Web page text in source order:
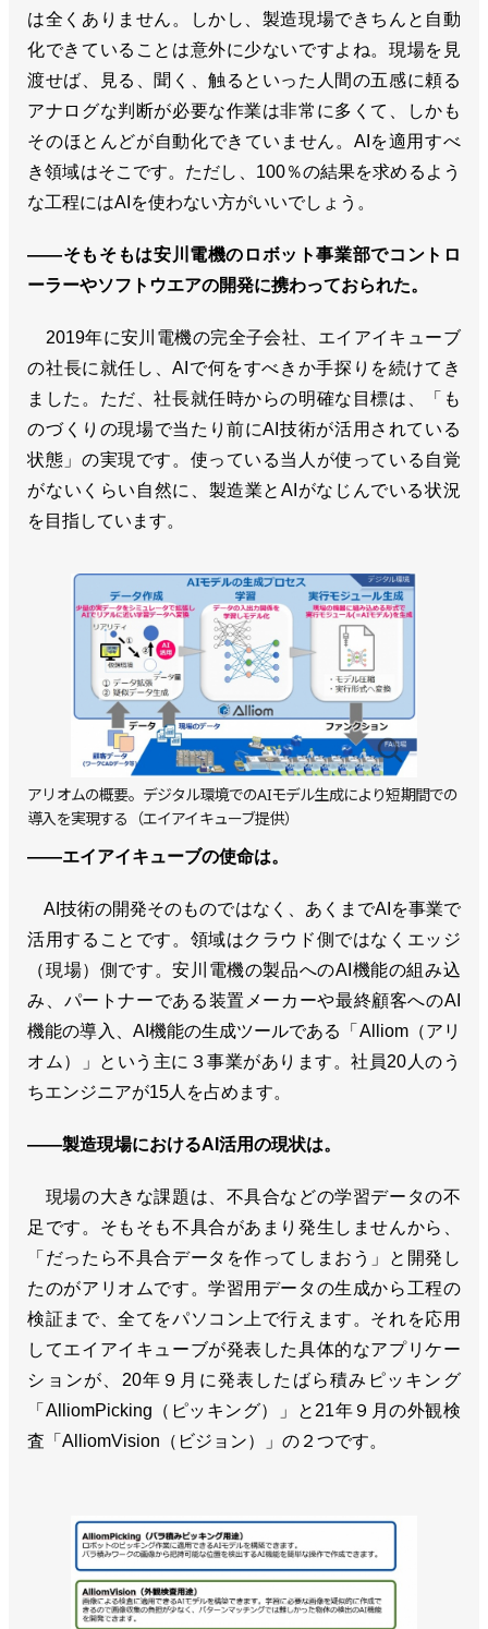
は全くありません。しかし、製造現場できちんと自動
化できていることは意外に少ないですよね。現場を見
渡せば、見る、聞く、触るといった人間の五感に頼る
アナログな判断が必要な作業は非常に多くて、しかも
そのほとんどが自動化できていません。AIを適用すべ
き領域はそこです。ただし、100％の結果を求めるよう
な工程にはAIを使わない方がいいでしょう。
――そもそもは安川電機のロボット事業部でコントロ
ーラーやソフトウエアの開発に携わっておられた。
2019年に安川電機の完全子会社、エイアイキューブ
の社長に就任し、AIで何をすべきか手探りを続けてき
ました。ただ、社長就任時からの明確な目標は、「も
のづくりの現場で当たり前にAI技術が活用されている
状態」の実現です。使っている当人が使っている自覚
がないくらい自然に、製造業とAIがなじんでいる状況
を目指しています。
アリオムの概要。デジタル環境でのAIモデル生成により短期間での
導入を実現する（エイアイキューブ提供）
――エイアイキューブの使命は。
AI技術の開発そのものではなく、あくまでAIを事業で
活用することです。領域はクラウド側ではなくエッジ
（現場）側です。安川電機の製品へのAI機能の組み込
み、パートナーである装置メーカーや最終顧客へのAI
機能の導入、AI機能の生成ツールである「Alliom（アリ
オム）」という主に３事業があります。社員20人のう
ちエンジニアが15人を占めます。
――製造現場におけるAI活用の現状は。
現場の大きな課題は、不具合などの学習データの不
足です。そもそも不具合があまり発生しませんから、
「だったら不具合データを作ってしまおう」と開発し
たのがアリオムです。学習用データの生成から工程の
検証まで、全てをパソコン上で行えます。それを応用
してエイアイキューブが発表した具体的なアプリケー
ションが、20年９月に発表したばら積みピッキング
「AlliomPicking（ピッキング）」と21年９月の外観検
査「AlliomVision（ビジョン）」の２つです。